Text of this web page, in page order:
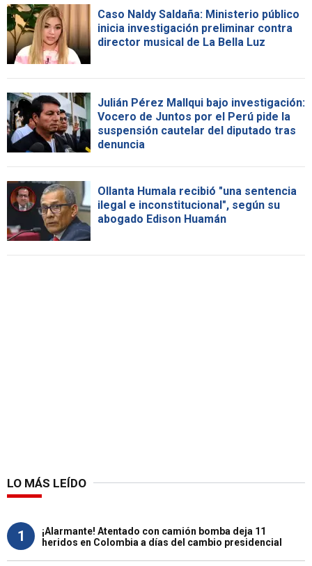
Caso Naldy Saldaña: Ministerio público
inicia investigación preliminar contra
director musical de La Bella Luz
Julián Pérez Mallqui bajo investigación:
Vocero de Juntos por el Perú pide la
suspensión cautelar del diputado tras
denuncia
Ollanta Humala recibió "una sentencia
ilegal e inconstitucional", según su
abogado Edison Huamán
LO MÁS LEÍDO
1
¡Alarmante! Atentado con camión bomba deja 11
heridos en Colombia a días del cambio presidencial